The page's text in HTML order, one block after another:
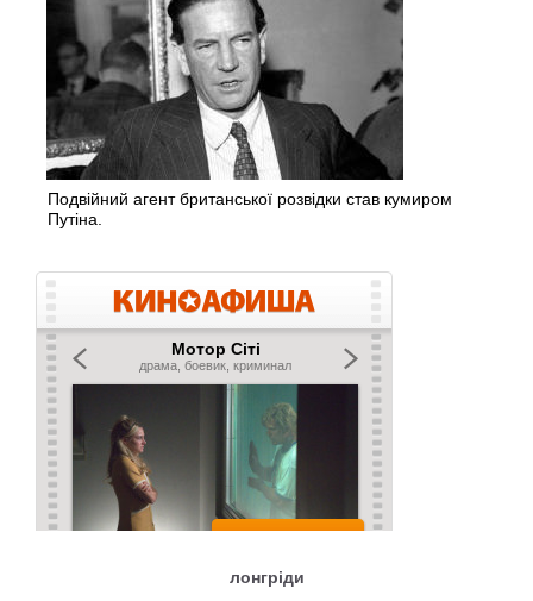
Подвійний агент британської розвідки став кумиром
Путіна.
лонгріди